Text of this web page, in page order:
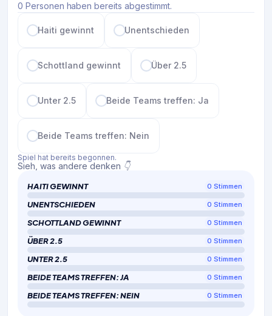
0 Personen haben bereits abgestimmt.
Haiti gewinnt Unentschieden
Schottland gewinnt Über 2.5
Unter 2.5 Beide Teams treffen: Ja
Beide Teams treffen: Nein
Spiel hat bereits begonnen.
Sieh, was andere denken 👇
HAITI GEWINNT 0 Stimmen
UNENTSCHIEDEN 0 Stimmen
SCHOTTLAND GEWINNT 0 Stimmen
ÜBER 2.5 0 Stimmen
UNTER 2.5 0 Stimmen
BEIDE TEAMS TREFFEN: JA 0 Stimmen
BEIDE TEAMS TREFFEN: NEIN 0 Stimmen